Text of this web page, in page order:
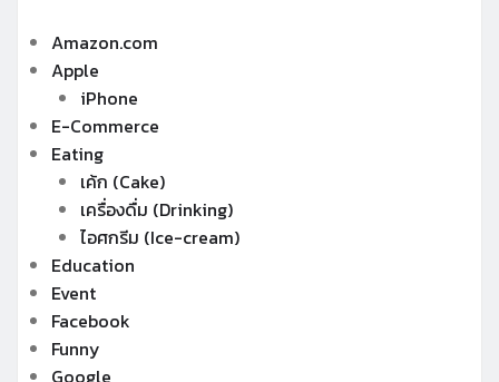
Amazon.com
Apple
iPhone
E-Commerce
Eating
เค้ก (Cake)
เครื่องดื่ม (Drinking)
ไอศกรีม (Ice-cream)
Education
Event
Facebook
Funny